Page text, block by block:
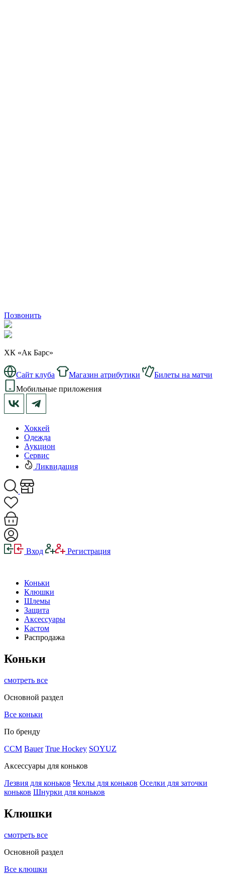
Позвонить
ХК «Ак Барс»
Сайт клуба Магазин атрибутики
Билеты на матчи
Мобильные приложения
Хоккей
Одежда
Аукцион
Сервис
Ликвидация
Вход Регистрация
Коньки
Клюшки
Шлемы
Защита
Аксессуары
Кастом
Распродажа
Коньки
смотреть все
Основной раздел
Все коньки
По бренду
ССМ Bauer True Hockey SOYUZ
Аксессуары для коньков
Лезвия для коньков Чехлы для коньков Оселки для заточки
коньков Шнурки для коньков
Клюшки
смотреть все
Основной раздел
Все клюшки